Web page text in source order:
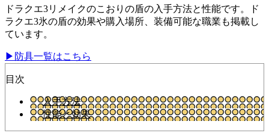
ドラクエ3リメイクのこおりの盾の入手方法と性能です。ド
ラクエ3氷の盾の効果や購入場所、装備可能な職業も掲載し
ています。
▶防具一覧はこちら
目次
入手方法
性能と効果